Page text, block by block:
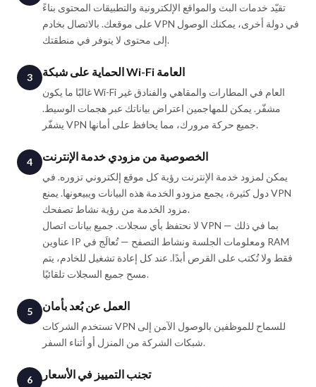
تقيّد خدمات البث والمواقع الإلكترونية والتطبيقات المحتوى بناءً
على موقعك. بالاتصال بخادم VPN في دولة أخرى، يمكنك الوصول
إلى محتوى لا يتوفر في منطقتك.
3 الحماية على شبكة Wi-Fi العامة
غالبًا ما يكون Wi-Fi العام في المطارات والمقاهي والفنادق غير
مشفّر. يمكن للمهاجمين اعتراض بياناتك عبر هجمات الوسيط.
يشفّر VPN جميع حركة مرورك، مما يحافظ على أمانها.
4 الخصوصية من مزودي خدمة الإنترنت
يمكن لمزود خدمة الإنترنت رؤية كل موقع إلكتروني تزوره. في
دول كثيرة، يجمع مزودو الخدمة هذه البيانات ويبيعونها. يمنع VPN
مزود الخدمة من رؤية نشاط تصفحك.
لا نحتفظ بأي سجلات. جميع بيانات اتصال VPN — بما في ذلك
عناوين IP ومعلومات الجلسة ونشاط التصفح — تُعالَج في RAM
فقط ولا تُكتب على القرص أبدًا. عند كل إعادة تشغيل للخادم، يتم
مسح جميع السجلات تلقائيًا.
5 العمل عن بُعد بأمان
تستخدم الشركات VPN للسماح للموظفين بالوصول الآمن إلى
شبكات الشركة من المنزل أو أثناء السفر.
6 تجنب التمييز في الأسعار